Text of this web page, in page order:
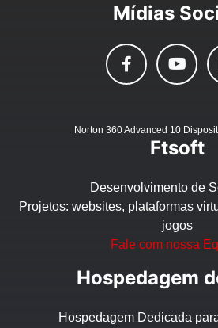
Mídias
Norton 360 Advanced 10
Ftsoft
Desenvolvimento de
Projetos: websites, plataformas
jogos
Fale com nossa
Hospedagem
Hospedagem Dedicada